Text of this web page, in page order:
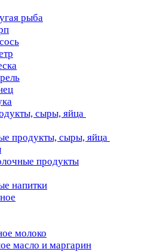
рыба
сыры, яйца
продукты, сыры, яйца
продукты
напитки
молоко
масло и маргарин